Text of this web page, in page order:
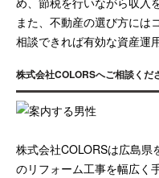
また、不動産の選び方には
相談できれば有効な資産運
株式会社COLORSへご相談くだ
株式会社COLORSは広島県
のリフォーム工事を幅広く